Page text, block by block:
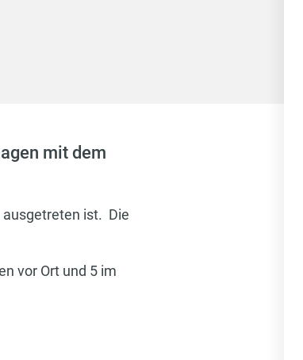
mit dem
ausgetreten ist. Die
vor Ort und 5 im